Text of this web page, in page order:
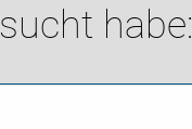
habe: